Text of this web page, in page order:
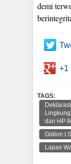
demi
+1
TAGS:
dan HP
Gidion
Lapas